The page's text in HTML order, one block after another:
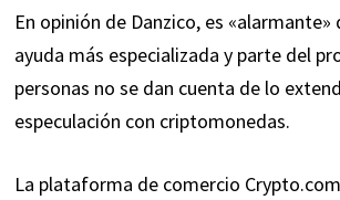
En opinión de Danzico, es «alarmante»
ayuda más especializada y parte del
personas no se dan cuenta de lo
especulación con criptomonedas.
La plataforma de comercio